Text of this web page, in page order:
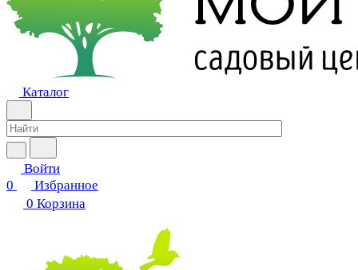
Каталог
Войти
0
Избранное
0 Корзина